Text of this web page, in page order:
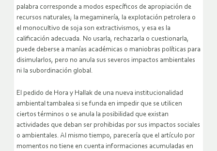
palabra corresponde a modos específicos de apropiación de
recursos naturales; la megaminería, la explotación petrolera o
el monocultivo de soja son extractivismos, y esa es la
calificación adecuada. No usarla, rechazarla o cuestionarla,
puede deberse a manías académicas o maniobras políticas para
disimularlos, pero no anula sus severos impactos ambientales
ni la subordinación global.
El pedido de Hora y Hallak de una nueva institucionalidad
ambiental tambalea si se funda en impedir que se utilicen
ciertos términos o se anula la posibilidad que existan
actividades que deban ser prohibidas por sus impactos sociales
o ambientales. Al mismo tiempo, parecería que el artículo por
momentos no tiene en cuenta informaciones acumuladas en